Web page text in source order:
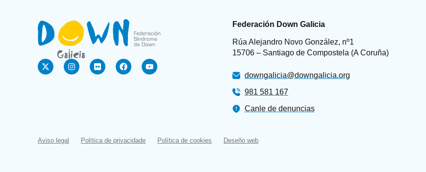
Federación Down Galicia
Rúa Alejandro Novo González, nº1
15706 – Santiago de Compostela (A Coruña)
downgalicia@downgalicia.org
981 581 167
Canle de denuncias
Aviso legal Política de privacidade Política de cookies Deseño web